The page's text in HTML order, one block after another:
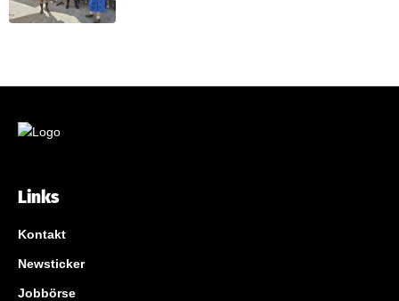
Links
Kontakt
Newsticker
Jobbörse